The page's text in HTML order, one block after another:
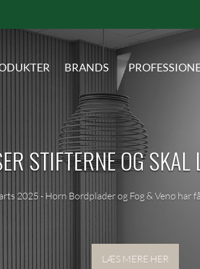
BRANDS
STIFTERNE OG
2025 - Horn Bordplader og Fog & Venø har
LÆS MERE HER